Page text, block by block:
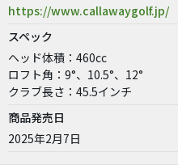
https://www.callawaygolf.jp/
スペック
ヘッド体積：460cc
ロフト角：9°、10.5°、12°
クラブ長さ：45.5インチ
商品発売日
2025年2月7日